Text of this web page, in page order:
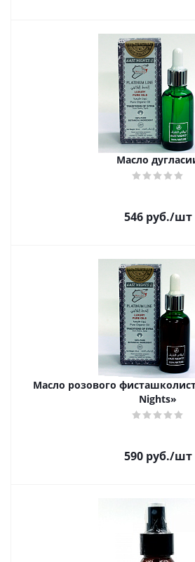
Масло
546руб./шт
Масло розового
Nights»
590руб./шт